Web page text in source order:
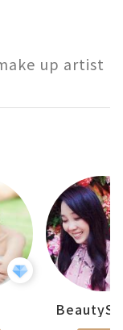
up artist